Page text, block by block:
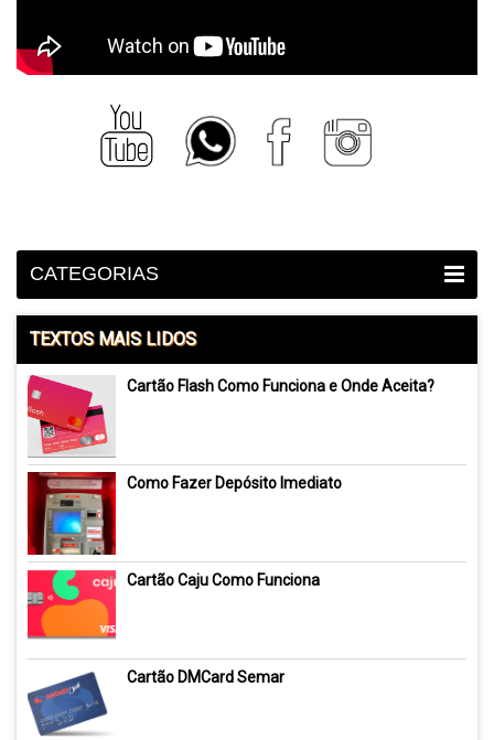
CATEGORIAS
TEXTOS MAIS LIDOS
Cartão Flash Como Funciona e Onde Aceita?
Como Fazer Depósito Imediato
Cartão Caju Como Funciona
Cartão DMCard Semar